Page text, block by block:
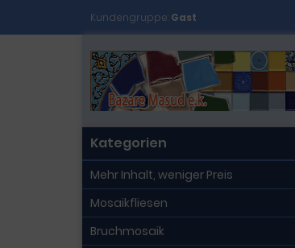
Kundengruppe: Gast
Kategorien
Mehr Inhalt, weniger Preis
Mosaikfliesen
Bruchmosaik